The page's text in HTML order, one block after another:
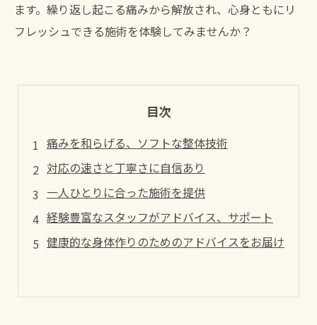
ます。繰り返し起こる痛みから解放され、心身ともにリ
フレッシュできる施術を体験してみませんか？
目次
痛みを和らげる、ソフトな整体技術
対応の速さと丁寧さに自信あり
一人ひとりに合った施術を提供
経験豊富なスタッフがアドバイス、サポート
健康的な身体作りのためのアドバイスをお届け